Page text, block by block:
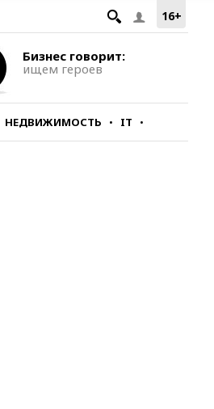
16+
Бизнес говорит:
ищем героев
НЕДВИЖИМОСТЬ IT